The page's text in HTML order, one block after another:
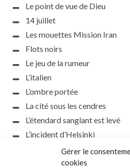
Gérer le
cookies
Le point de vue de Dieu
14 juillet
Les mouettes Mission Iran
Flots noirs
Le jeu de la rumeur
L’italien
L’ombre portée
La cité sous les cendres
L’étendard sanglant est levé
L’incident d’Helsinki
la petite fasciste
Toutes les nuances de la nuit